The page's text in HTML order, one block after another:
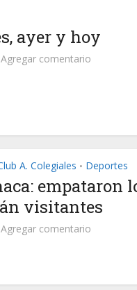
ayer y hoy
Agregar comentario
A. Colegiales • Deportes
empataron
visitantes
Agregar comentario